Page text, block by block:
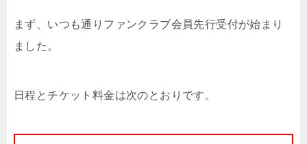
まず、いつも通りファンクラブ会員先行受付が始まり
ました。
日程とチケット料金は次のとおりです。